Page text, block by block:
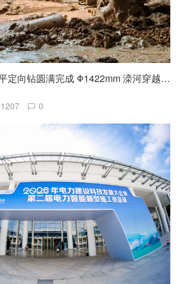
徐工 XZ11600 水平定向钻圆满完成 Φ1422mm 滦河穿越施工
1207 0